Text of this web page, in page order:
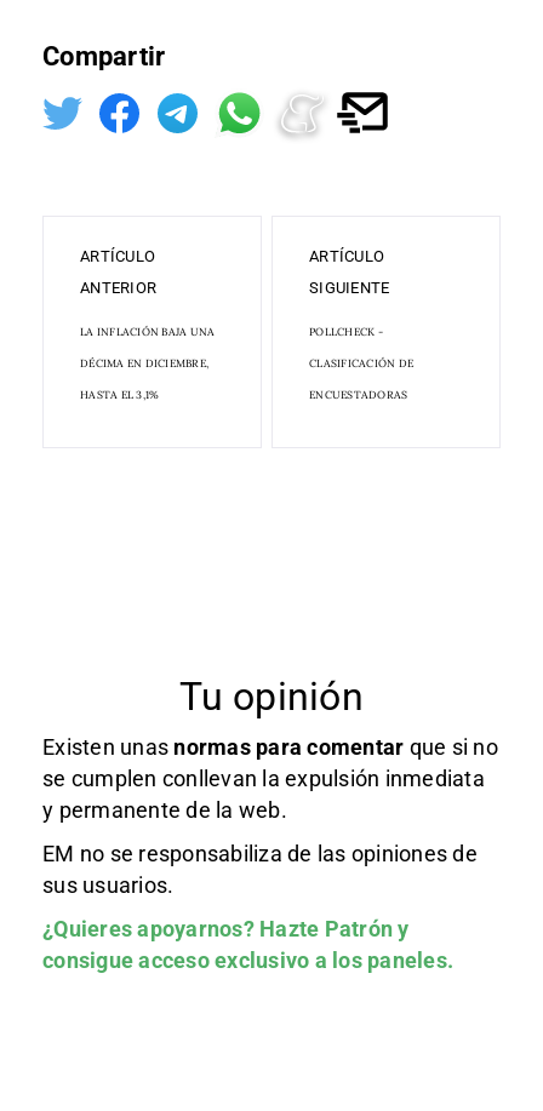
Compartir
ARTÍCULO
ANTERIOR
LA INFLACIÓN BAJA UNA
DÉCIMA EN DICIEMBRE,
HASTA EL 3,1%
ARTÍCULO
SIGUIENTE
POLLCHECK -
CLASIFICACIÓN DE
ENCUESTADORAS
Tu opinión
Existen unas normas para comentar que si no
se cumplen conllevan la expulsión inmediata
y permanente de la web.
EM no se responsabiliza de las opiniones de
sus usuarios.
¿Quieres apoyarnos? Hazte Patróny
consigue acceso exclusivo a los paneles.